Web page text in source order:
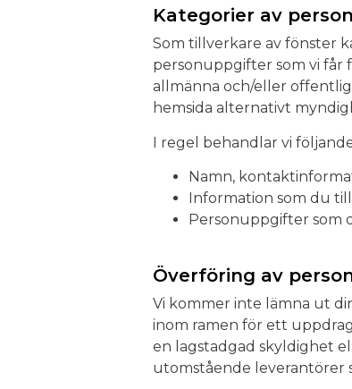
Kategorier av
Som tillverkare av fönster
personuppgifter som vi får
allmänna och/eller
hemsida alternativt
I regel behandlar vi
Namn,
Information som du
Personuppgifter som
Överföring av
Vi kommer inte lämna ut
inom ramen för ett
en lagstadgad skyldighet
utomstående leverantörer